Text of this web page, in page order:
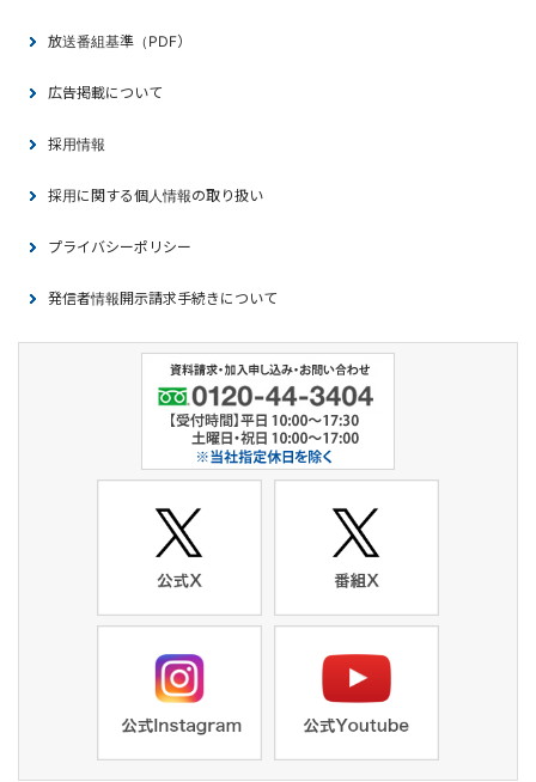
放送番組基準（PDF）
広告掲載について
採用情報
採用に関する個人情報の取り扱い
プライバシーポリシー
発信者情報開示請求手続きについて